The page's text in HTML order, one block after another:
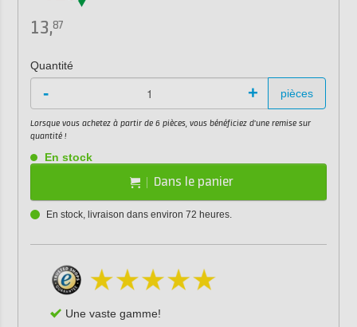
13,87
Quantité
- + pièces
Lorsque vous achetez à partir de 6 pièces, vous bénéficiez d'une remise sur
quantité !
En stock
Dans le panier
En stock, livraison dans environ 72 heures.
Une vaste gamme!